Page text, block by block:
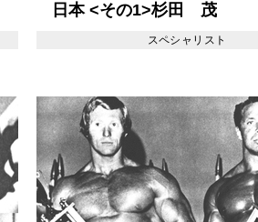
日本 <その1>杉田 茂
スペシャリスト